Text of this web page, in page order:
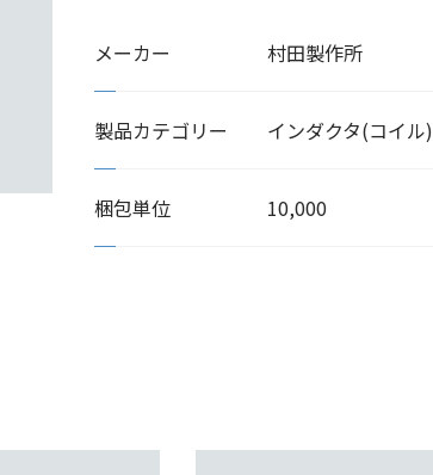
メーカー 村田製作所
製品カテゴリー インダクタ(コイル)
梱包単位 10,000